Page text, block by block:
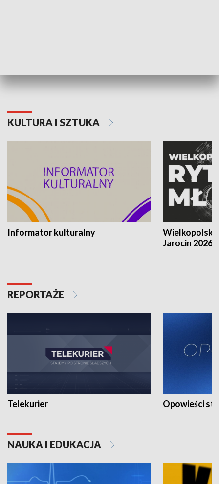
KULTURA I SZTUKA
Informator kulturalny
Jarocin 2026
REPORTAŻE
Telekurier Opowieści
NAUKA I EDUKACJA